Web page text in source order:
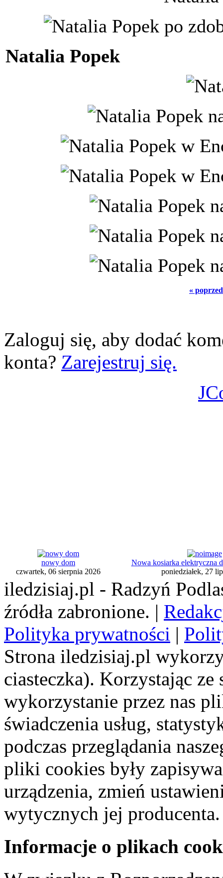
Natalia Popek
«
Zaloguj się, aby dodać
konta? Zarejestruj się.
nowy dom
czwartek, 06 sierpnia 2026
Nowa kosiarka elektryczna
poniedziałek, 27
iledzisiaj.pl - Radzyń
źródła zabronione. |
Polityka prywatności |
Strona iledzisiaj.pl
ciasteczka). Korzystając
wykorzystanie przez nas
świadczenia usług,
podczas przeglądania
pliki cookies były
urządzenia, zmień
wytycznych jej producenta.
Informacje o plikach